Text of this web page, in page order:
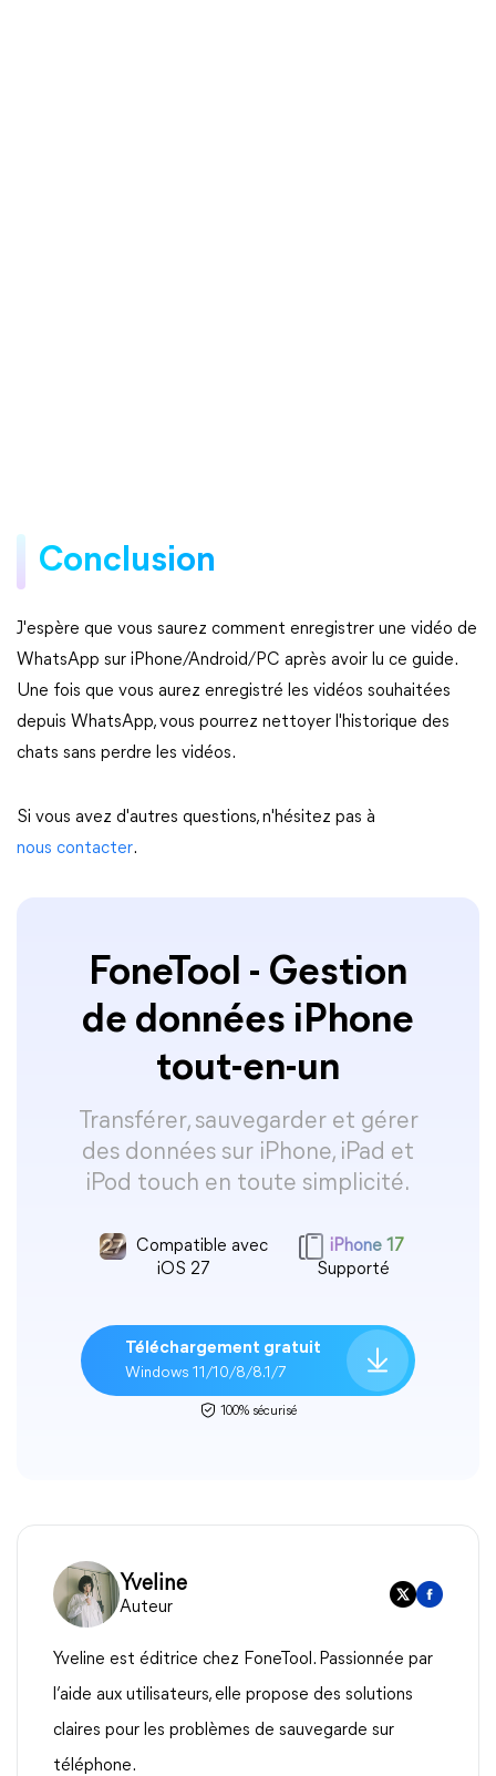
Conclusion
J'espère que vous saurez comment enregistrer une vidéo de
WhatsApp sur iPhone/Android/PC après avoir lu ce guide.
Une fois que vous aurez enregistré les vidéos souhaitées
depuis WhatsApp, vous pourrez nettoyer l'historique des
chats sans perdre les vidéos.
Si vous avez d'autres questions, n'hésitez pas à
nous contacter.
FoneTool - Gestion
de données iPhone
tout-en-un
Transférer, sauvegarder et gérer
des données sur iPhone, iPad et
iPod touch en toute simplicité.
Compatible avec
iOS 27
iPhone 17
Supporté
Téléchargement gratuit
Windows 11/10/8/8.1/7
100% sécurisé
Yveline
Auteur
Yveline est éditrice chez FoneTool. Passionnée par
l’aide aux utilisateurs, elle propose des solutions
claires pour les problèmes de sauvegarde sur
téléphone.